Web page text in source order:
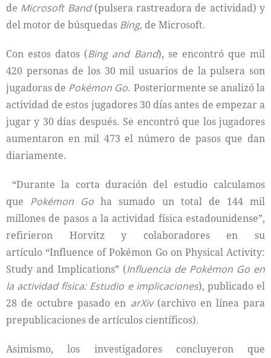
de Microsoft Band(pulsera rastreadora de actividad) y
del motor de búsquedas Bing, de Microsoft.
Con estos datos (Bing and Band), se encontró que mil
420 personas de los 30 mil usuarios de la pulsera son
jugadoras de Pokémon Go. Posteriormente se analizó la
actividad de estos jugadores 30 días antes de empezar a
jugar y 30 días después. Se encontró que los jugadores
aumentaron en mil 473 el número de pasos que dan
diariamente.
“Durante la corta duración del estudio calculamos
que Pokémon Go ha sumado un total de 144 mil
millones de pasos a la actividad física estadounidense”,
refirieron Horvitz y colaboradores en su
artículo “Influence of Pokémon Go on Physical Activity:
Study and Implications” (Influencia de Pokémon Go en
la actividad física: Estudio e implicaciones), publicado el
28 de octubre pasado en arXiv(archivo en línea para
prepublicaciones de artículos científicos).
Asimismo, los investigadores concluyeron que